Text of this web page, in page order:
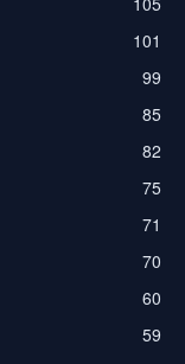
101
99
85
82
75
71
70
60
59